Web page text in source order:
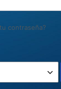
contraseña?